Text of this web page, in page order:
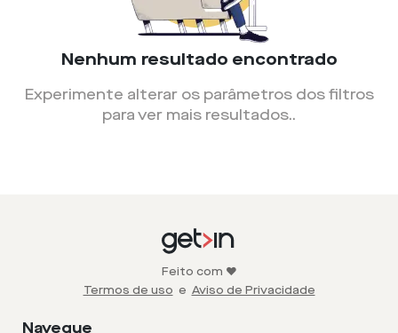
Nenhum resultado encontrado
Experimente alterar os parâmetros dos filtros
para ver mais resultados..
Feito com ❤️
Termos de uso e Aviso de Privacidade
Navegue